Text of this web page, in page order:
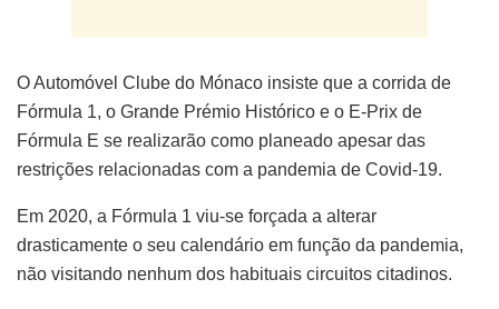
O Automóvel Clube do Mónaco insiste que a corrida de
Fórmula 1, o Grande Prémio Histórico e o E-Prix de
Fórmula E se realizarão como planeado apesar das
restrições relacionadas com a pandemia de Covid-19.
Em 2020, a Fórmula 1 viu-se forçada a alterar
drasticamente o seu calendário em função da pandemia,
não visitando nenhum dos habituais circuitos citadinos.